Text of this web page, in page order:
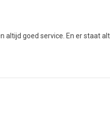
goed service. En er staat